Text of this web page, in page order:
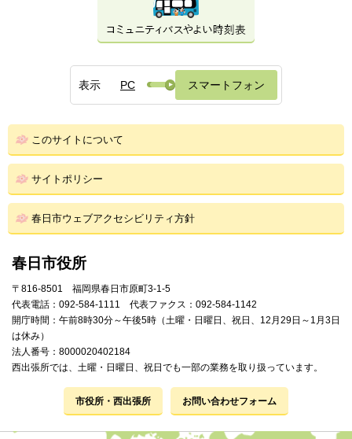
表示 PC スマートフォン
このサイトについて
サイトポリシー
春日市ウェブアクセシビリティ方針
春日市役所
〒816-8501 福岡県春日市原町3-1-5
代表電話：092-584-1111 代表ファクス：092-584-1142
開庁時間：午前8時30分～午後5時（土曜・日曜日、祝日、12月29日～1月3日
は休み）
法人番号：8000020402184
西出張所では、土曜・日曜日、祝日でも一部の業務を取り扱っています。
市役所・西出張所 お問い合わせフォーム